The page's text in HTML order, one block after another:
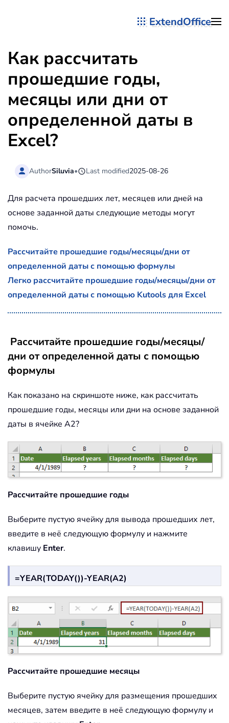
ExtendOffice
Как рассчитать
прошедшие годы,
месяцы или дни от
определенной даты в
Excel?
AuthorSiluvia• Last modified2025-08-26
Для расчета прошедших лет, месяцев или дней на
основе заданной даты следующие методы могут
помочь.
Рассчитайте прошедшие годы/месяцы/дни от
определенной даты с помощью формулы
Легко рассчитайте прошедшие годы/месяцы/дни от
определенной даты с помощью Kutools для Excel
Рассчитайте прошедшие годы/месяцы/
дни от определенной даты с помощью
формулы
Как показано на скриншоте ниже, как рассчитать
прошедшие годы, месяцы или дни на основе заданной
даты в ячейке A2?
Рассчитайте прошедшие годы
Выберите пустую ячейку для вывода прошедших лет,
введите в неё следующую формулу и нажмите
клавишу Enter.
=YEAR(TODAY())-YEAR(A2)
Рассчитайте прошедшие месяцы
Выберите пустую ячейку для размещения прошедших
месяцев, затем введите в неё следующую формулу и